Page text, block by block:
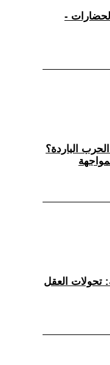
-
الباردة؟
مكة: تحولات العقل